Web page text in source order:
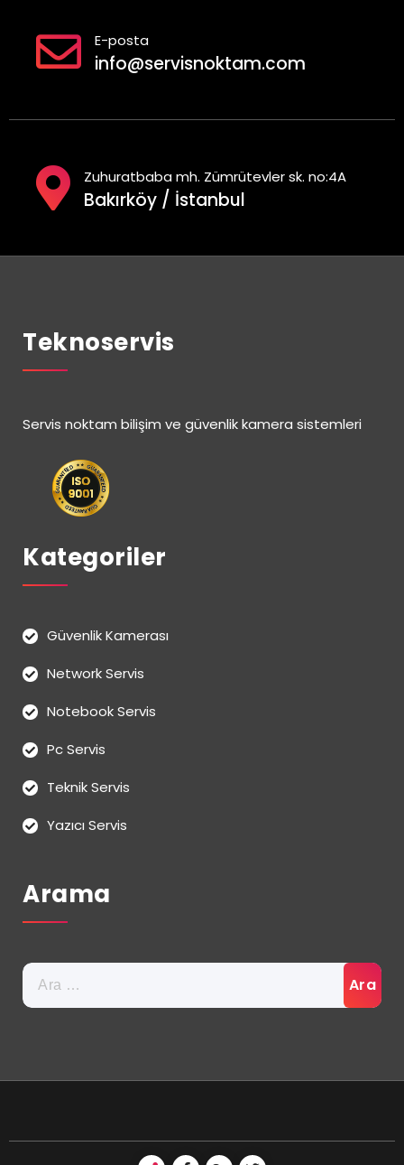
E-posta
info@servisnoktam.com
Zuhuratbaba mh. Zümrütevler sk. no:4A
Bakırköy / İstanbul
Teknoservis
Servis noktam bilişim ve güvenlik kamera sistemleri
Kategoriler
Güvenlik Kamerası
Network Servis
Notebook Servis
Pc Servis
Teknik Servis
Yazıcı Servis
Arama
Arama: